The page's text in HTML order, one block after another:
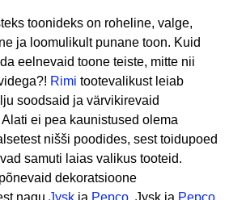
toonideks on roheline, valge,
ja loomulikult punane toon. Kuid
eelnevaid toone teiste, mitte nii
Rimi tootevalikust leiab
soodsaid ja värvikirevaid
ei pea kaunistused olema
nišši poodides, sest toidupoed
samuti laias valikus tooteid.
dekoratsioone
naguJysk ja Pepco. Jysk ja Pepco